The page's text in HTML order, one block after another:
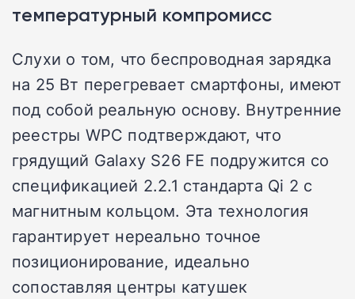
температурный компромисс
Слухи о том, что беспроводная зарядка
на 25 Вт перегревает смартфоны, имеют
под собой реальную основу. Внутренние
реестры WPC подтверждают, что
грядущий Galaxy S26 FE подружится со
спецификацией 2.2.1 стандарта Qi 2 с
магнитным кольцом. Эта технология
гарантирует нереально точное
позиционирование, идеально
сопоставляя центры катушек